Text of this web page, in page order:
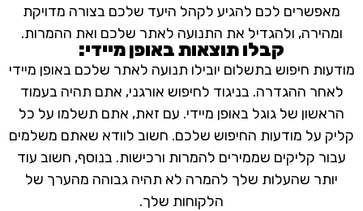
לכם להגיע לקהל היעד שלכם בצורה מדויקת
ולהגדיל את התנועה לאתר שלכם ואת ההמרות.
קבלו תוצאות באופן מיידי:
חיפוש בתשלום יובילו תנועה לאתר שלכם באופן מיידי
ההגדרה. בניגוד לחיפוש אורגני, אתם תהיה בעמוד
של גוגל באופן מיידי. עם זאת, אתם תשלמו על כל
על מודעות החיפוש שלכם. חשוב לוודא שאתם משלמים
קליקים שממירים להמרות ורכישות. בנוסף, חשוב עוד
שהעלות שלך להמרה לא תהיה גבוהה מהערך של
הלקוחות שלך.